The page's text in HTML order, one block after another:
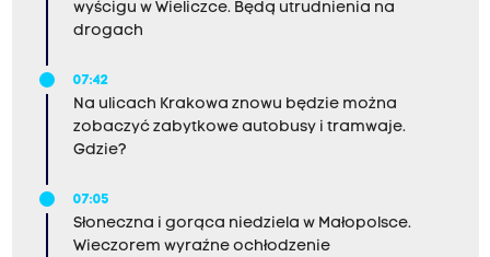
wyścigu w Wieliczce. Będą utrudnienia na
drogach
07:42
Na ulicach Krakowa znowu będzie można
zobaczyć zabytkowe autobusy i tramwaje.
Gdzie?
07:05
Słoneczna i gorąca niedziela w Małopolsce.
Wieczorem wyraźne ochłodzenie